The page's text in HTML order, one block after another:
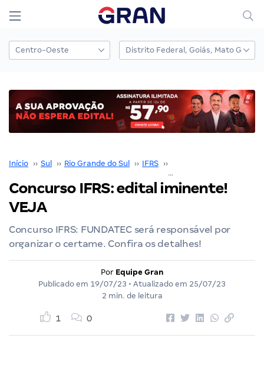
Início ›› Sul ›› Rio Grande do Sul ›› IFRS ››
Concurso IFRS: edital iminente!
VEJA
Concurso IFRS: FUNDATEC será responsável por
organizar o certame. Confira os detalhes!
Por Equipe Gran
Publicado em 19/07/23 • Atualizado em 25/07/23
2 min. de leitura
1 0